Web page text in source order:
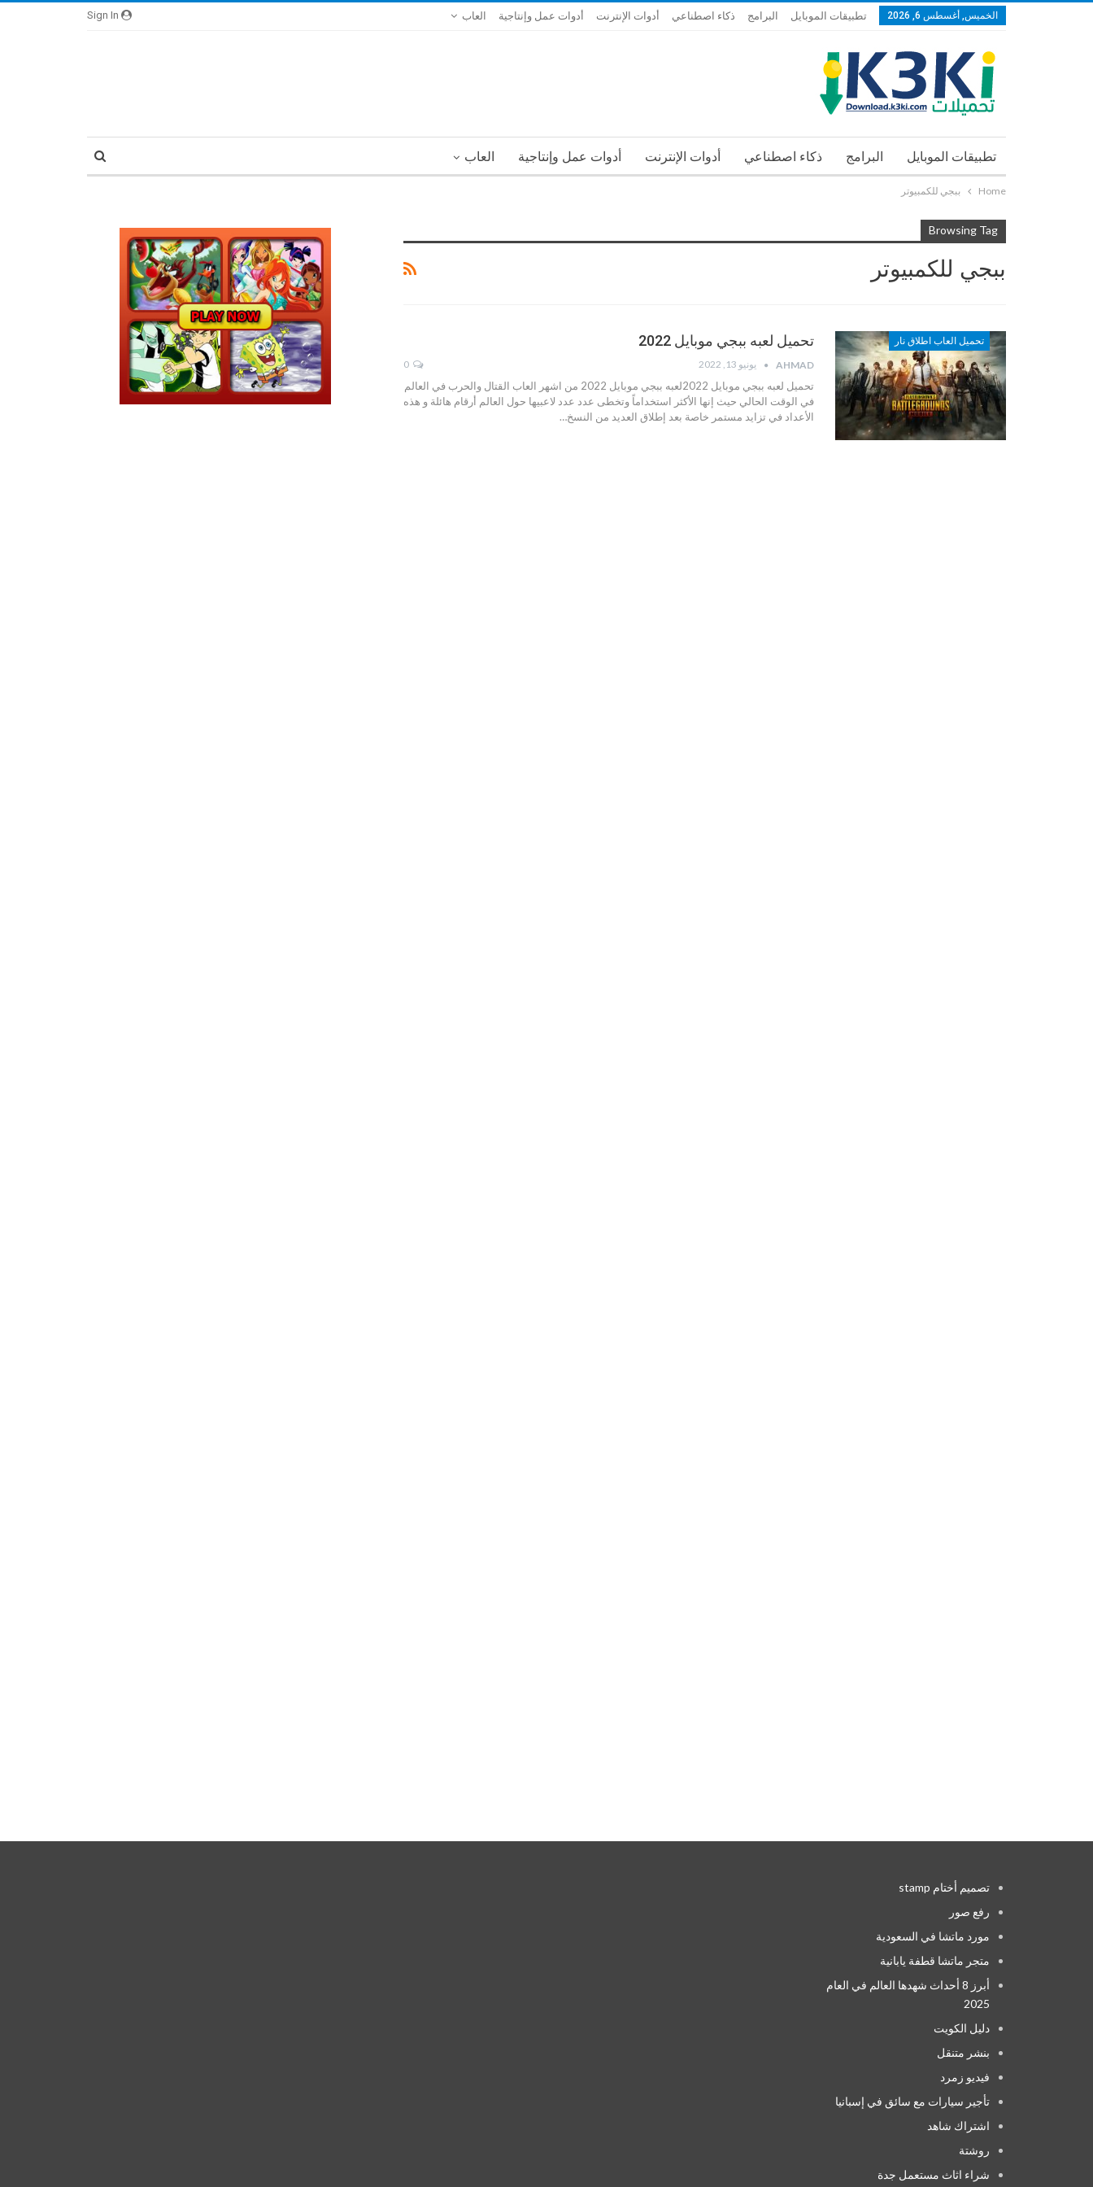
الخميس, أغسطس 6, 2026 تطبيقات الموبايل البرامج ذكاء اصطناعي أدوات الإنترنت أدوات عمل وإنتاجية العاب
تطبيقات الموبايل البرامج ذكاء اصطناعي أدوات الإنترنت أدوات عمل وإنتاجية العاب
Home ببجي للكمبيوتر
Browsing Tag
ببجي للكمبيوتر
تحميل العاب اطلاق نار تحميل لعبه ببجي موبايل 2022
AHMAD يونيو 13, 2022 0
تحميل لعبه ببجي موبايل 2022لعبه ببجي موبايل 2022 من اشهر العاب القتال والحرب في العالم
في الوقت الحالي حيث إنها الأكثر استخداماً وتخطى عدد عدد لاعبيها حول العالم أرقام هائلة و هذه
الأعداد في تزايد مستمر خاصة بعد إطلاق العديد من النسخ…
تصميم أختام stamp
رفع صور
مورد ماتشا في السعودية
متجر ماتشا قطفة يابانية
أبرز 8 أحداث شهدها العالم في العام
2025
دليل الكويت
بنشر متنقل
فيديو زمرد
تأجير سيارات مع سائق في إسبانيا
اشتراك شاهد
روشتة
شراء اثاث مستعمل جدة